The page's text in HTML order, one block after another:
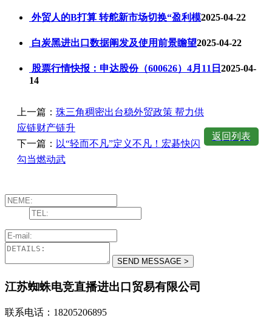
外贸人的B打算 转舵新市场切换“盈利模2025-04-22
白炭黑进出口数据阐发及使用前景瞻望2025-04-22
股票行情快报：申达股份（600626）4月11日 2025-04-
14
上一篇： 珠三角稠密出台稳外贸政策 帮力供
应链财产链升
下一篇： 以“轻而不凡”定义不凡！宏碁快闪
勾当燃动武
返回列表
江苏蜘蛛电竞直播进出口贸易有限公司
联系电话：18205206895